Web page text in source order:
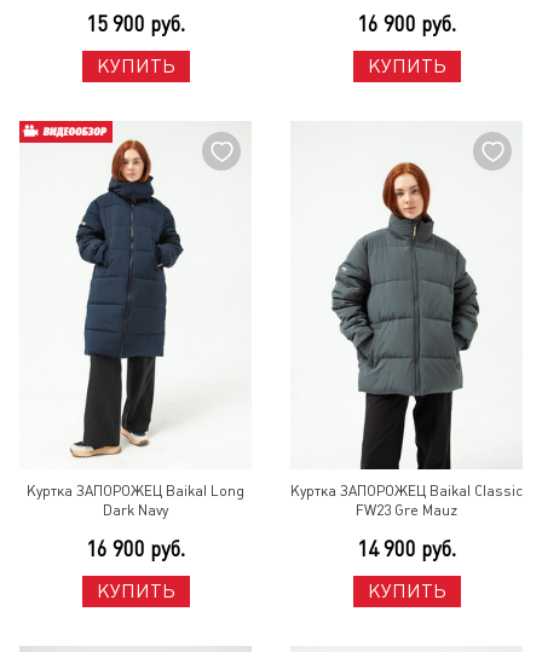
15 900 руб.
КУПИТЬ
16 900 руб.
КУПИТЬ
Куртка ЗАПОРОЖЕЦ Baikal Long
Dark Navy
16 900 руб.
КУПИТЬ
Куртка ЗАПОРОЖЕЦ Baikal Classic
FW23 Gre Mauz
14 900 руб.
КУПИТЬ